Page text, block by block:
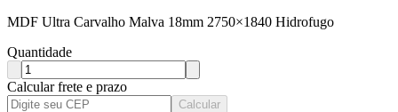
MDF Ultra Carvalho Malva 18mm 2750×1840 Hidrofugo
Quantidade
Calcular frete e prazo
Calcular